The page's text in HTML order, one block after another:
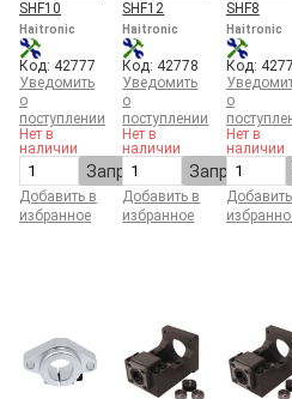
SHF10
Haitronic
Код: 42777
Уведомить
о
поступлении
Нет в
наличии
Запросить
Добавить в
избранное
SHF12
Haitronic
Код: 42778
Уведомить
о
поступлении
Нет в
наличии
Запросить
Добавить в
избранное
SHF8
Haitronic
Код:
о
Нет в
наличии